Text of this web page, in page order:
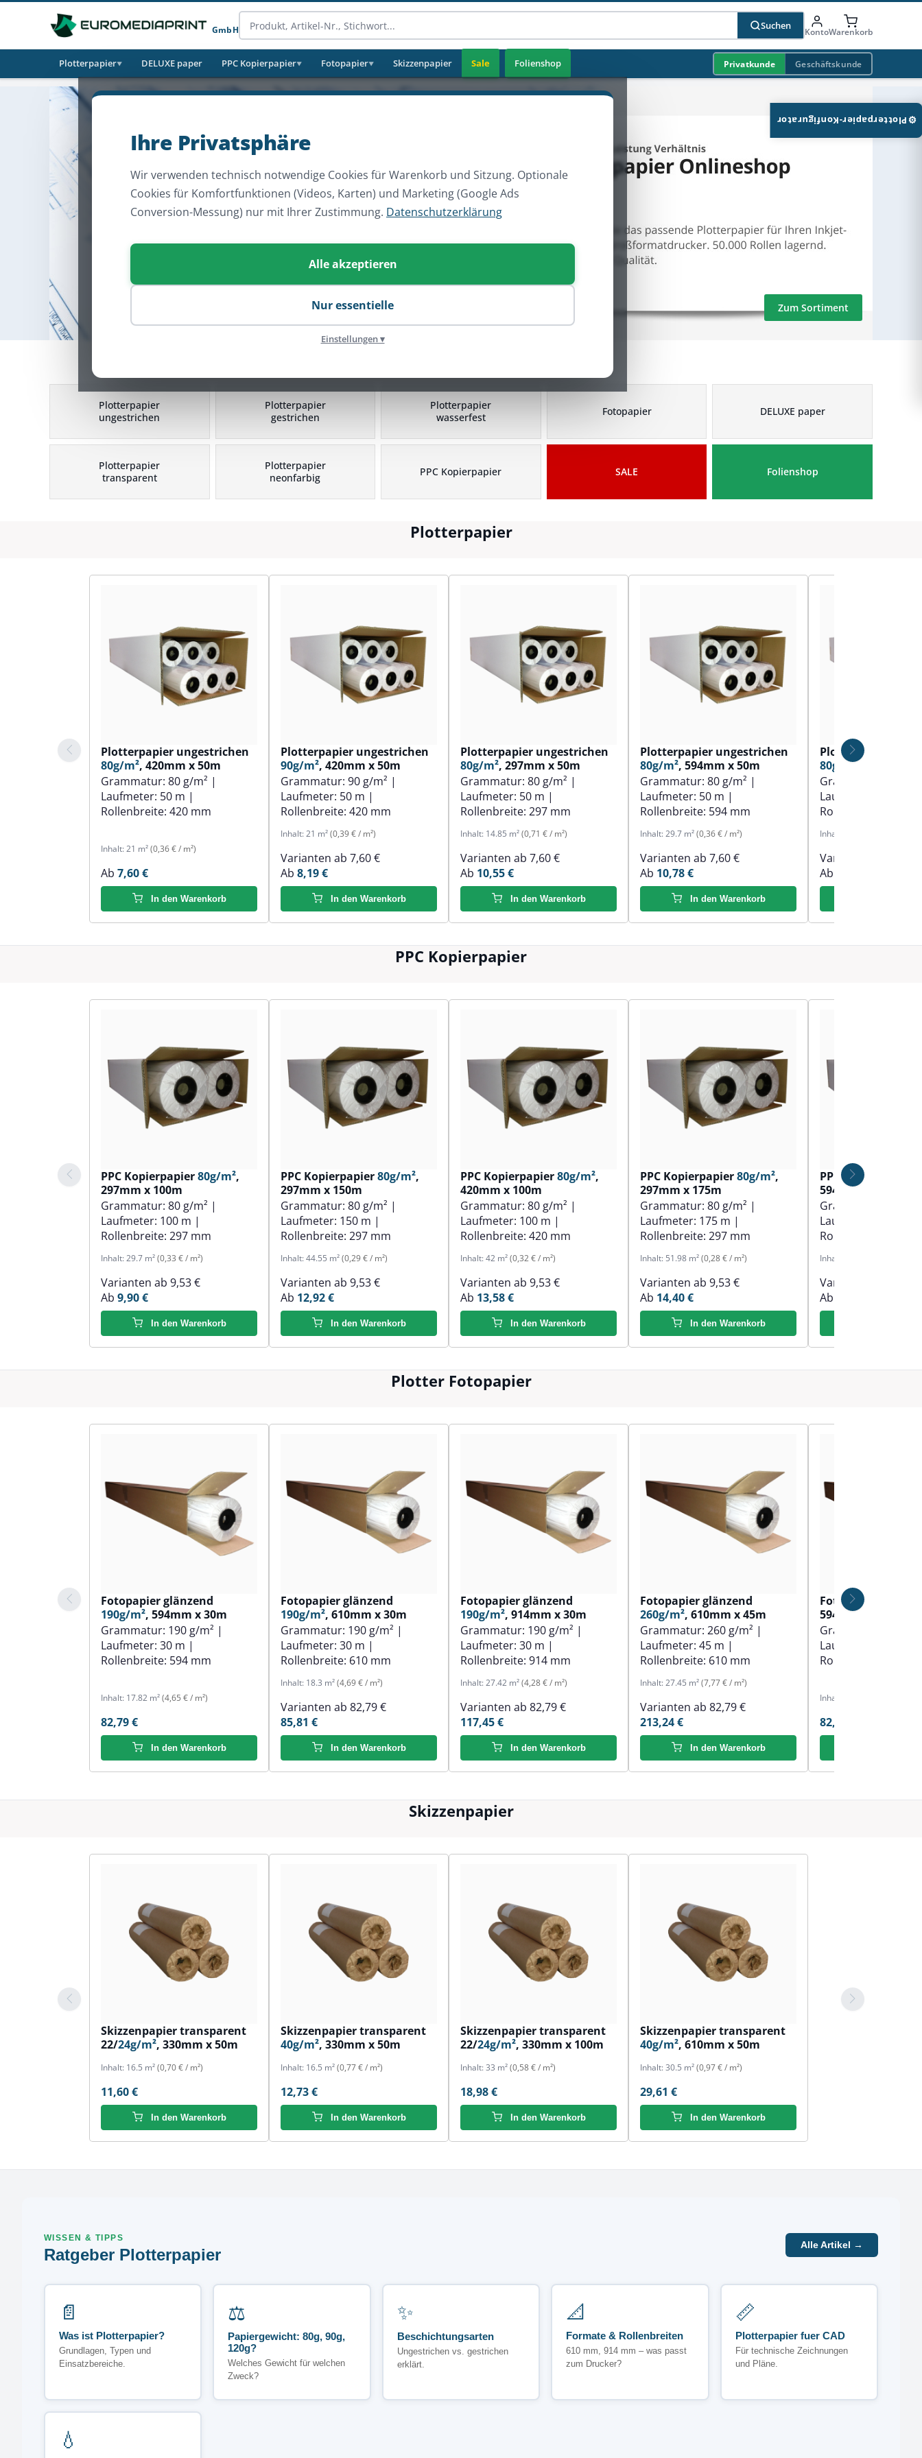
GmbH Suchen
KontoWarenkorb
Plotterpapier▼ DELUXE paper PPC Kopierpapier▼ Fotopapier▼ Skizzenpapier Sale Folienshop Privatkunde Geschäftskunde
Ihre Privatsphäre
Wir verwenden technisch notwendige Cookies für Warenkorb und Sitzung. Optionale
Cookies für Komfortfunktionen (Videos, Karten) und Marketing (Google Ads
Conversion-Messung) nur mit Ihrer Zustimmung. Datenschutzerklärung
Alle akzeptieren
Nur essentielle
Einstellungen ▾
Zum Sortiment
Plotterpapier
ungestrichen
Plotterpapier
gestrichen
Plotterpapier
wasserfest
Fotopapier DELUXE paper
Plotterpapier
transparent
Plotterpapier
neonfarbig
PPC Kopierpapier SALE Folienshop
Plotterpapier
Plotterpapier ungestrichen
80g/m², 420mm x 50m
Grammatur: 80 g/m² |
Laufmeter: 50 m |
Rollenbreite: 420 mm
Inhalt: 21 m²(0,36 € / m²)
Ab 7,60 €
In den Warenkorb
Plotterpapier ungestrichen
90g/m², 420mm x 50m
Grammatur: 90 g/m² |
Laufmeter: 50 m |
Rollenbreite: 420 mm
Inhalt: 21 m²(0,39 € / m²)
Varianten ab 7,60 €
Ab 8,19 €
In den Warenkorb
Plotterpapier ungestrichen
80g/m², 297mm x 50m
Grammatur: 80 g/m² |
Laufmeter: 50 m |
Rollenbreite: 297 mm
Inhalt: 14.85 m²(0,71 € / m²)
Varianten ab 7,60 €
Ab 10,55 €
In den Warenkorb
Plotterpapier ungestrichen
80g/m², 594mm x 50m
Grammatur: 80 g/m² |
Laufmeter: 50 m |
Rollenbreite: 594 mm
Inhalt: 29.7 m²(0,36 € / m²)
Varianten ab 7,60 €
Ab 10,78 €
In den Warenkorb
Plotterpapier
80g/m², 610mm x
Grammatur:
Laufmeter:
Rollenbreite:
Inhalt:
Varianten ab
Ab
PPC Kopierpapier
PPC Kopierpapier80g/m²,
297mm x 100m
Grammatur: 80 g/m² |
Laufmeter: 100 m |
Rollenbreite: 297 mm
Inhalt: 29.7 m²(0,33 € / m²)
Varianten ab 9,53 €
Ab 9,90 €
In den Warenkorb
PPC Kopierpapier80g/m²,
297mm x 150m
Grammatur: 80 g/m² |
Laufmeter: 150 m |
Rollenbreite: 297 mm
Inhalt: 44.55 m²(0,29 € / m²)
Varianten ab 9,53 €
Ab 12,92 €
In den Warenkorb
PPC Kopierpapier80g/m²,
420mm x 100m
Grammatur: 80 g/m² |
Laufmeter: 100 m |
Rollenbreite: 420 mm
Inhalt: 42 m²(0,32 € / m²)
Varianten ab 9,53 €
Ab 13,58 €
In den Warenkorb
PPC Kopierpapier80g/m²,
297mm x 175m
Grammatur: 80 g/m² |
Laufmeter: 175 m |
Rollenbreite: 297 mm
Inhalt: 51.98 m²(0,28 € / m²)
Varianten ab 9,53 €
Ab 14,40 €
In den Warenkorb
PPC Kopierpapier
594mm x 100m
Grammatur:
Laufmeter:
Rollenbreite:
Inhalt:
Varianten ab
Ab
Plotter Fotopapier
Fotopapier glänzend
190g/m², 594mm x 30m
Grammatur: 190 g/m² |
Laufmeter: 30 m |
Rollenbreite: 594 mm
Inhalt: 17.82 m²(4,65 € / m²)
82,79 €
In den Warenkorb
Fotopapier glänzend
190g/m², 610mm x 30m
Grammatur: 190 g/m² |
Laufmeter: 30 m |
Rollenbreite: 610 mm
Inhalt: 18.3 m²(4,69 € / m²)
Varianten ab 82,79 €
85,81 €
In den Warenkorb
Fotopapier glänzend
190g/m², 914mm x 30m
Grammatur: 190 g/m² |
Laufmeter: 30 m |
Rollenbreite: 914 mm
Inhalt: 27.42 m²(4,28 € / m²)
Varianten ab 82,79 €
117,45 €
In den Warenkorb
Fotopapier glänzend
260g/m², 610mm x 45m
Grammatur: 260 g/m² |
Laufmeter: 45 m |
Rollenbreite: 610 mm
Inhalt: 27.45 m²(7,77 € / m²)
Varianten ab 82,79 €
213,24 €
In den Warenkorb
Fotopapier matt
594mm x 30m
Grammatur:
Laufmeter:
Rollenbreite:
Inhalt:
82,79 €
Skizzenpapier
Skizzenpapier transparent
22/24g/m², 330mm x 50m
Inhalt: 16.5 m²(0,70 € / m²)
11,60 €
In den Warenkorb
Skizzenpapier transparent
40g/m², 330mm x 50m
Inhalt: 16.5 m²(0,77 € / m²)
12,73 €
In den Warenkorb
Skizzenpapier transparent
22/24g/m², 330mm x 100m
Inhalt: 33 m²(0,58 € / m²)
18,98 €
In den Warenkorb
Skizzenpapier transparent
40g/m², 610mm x 50m
Inhalt: 30.5 m²(0,97 € / m²)
29,61 €
In den Warenkorb
WISSEN & TIPPS
Ratgeber Plotterpapier
Alle Artikel →
📄
Was ist Plotterpapier?
Grundlagen, Typen und
Einsatzbereiche.
⚖️
Papiergewicht: 80g, 90g,
120g?
Welches Gewicht für welchen
Zweck?
✨
Beschichtungsarten
Ungestrichen vs. gestrichen
erklärt.
📐
Formate & Rollenbreiten
610 mm, 914 mm – was passt
zum Drucker?
📏
Plotterpapier fuer CAD
Für technische Zeichnungen
und Pläne.
💧
⚙
Plotterpapier-Konfigurator